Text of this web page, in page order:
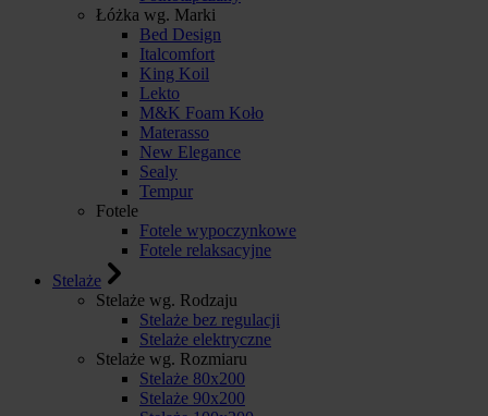
Łóżka wg. Marki
Bed Design
Italcomfort
King Koil
Lekto
M&K Foam Koło
Materasso
New Elegance
Sealy
Tempur
Fotele
Fotele wypoczynkowe
Fotele relaksacyjne
Stelaże
Stelaże wg. Rodzaju
Stelaże bez regulacji
Stelaże elektryczne
Stelaże wg. Rozmiaru
Stelaże 80x200
Stelaże 90x200